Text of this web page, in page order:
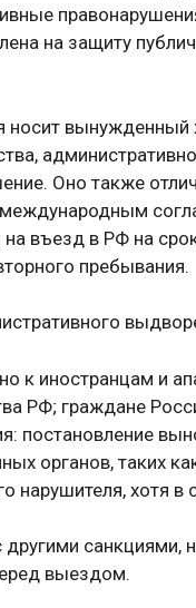
на защиту
носит вынужденный
Оно также
въезд в РФ на
пребывания.
к иностранцам и
РФ; граждане
постановление
органов, таких
нарушителя, хотя
санкциями,
выездом.